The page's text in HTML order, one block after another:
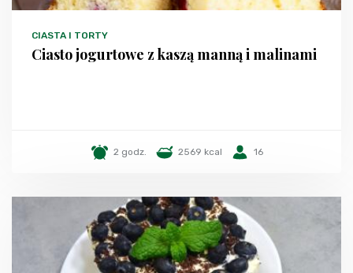
CIASTA I TORTY
Ciasto jogurtowe z kaszą manną i malinami
2 godz. 2569 kcal 16